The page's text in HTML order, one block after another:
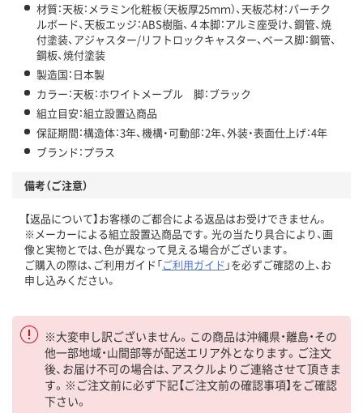
材質：天板：メラミン化粧板（天板厚25ｍｍ）、天板芯材：パーチク
ルボード、天板エッジ：ABS樹脂、４本脚：アルミ座受け、鋼管、焼
付塗装、アジャスター/リフトロックキャスター、ベース脚：鋼管、
鋼板、焼付塗装
製造国：日本製
カラー：天板：ホワイトメープル 脚：ブラック
組立目安：組立設置込商品
保証期間：構造体：3年、機構・可動部：2年、外装・表面仕上げ：4年
ブランド：プラス
備考（ご注意）
【返品について】お客様のご都合による返品はお受けできません。
※メーカーによる組立設置込商品です。光の当たり具合により、画
像と実物とでは、色が異なって見える場合がございます。
ご購入の際は、ご利用ガイド「ご利用ガイド 」を必ずご確認の上、お
申し込みください。
※大変申し訳ございません。この商品は沖縄県・離島・その
他一部地域・山間部等が配送エリア外となります。ご注文
後、お届け不可の場合は、アスクルよりご連絡させて頂きま
す。※ご注文前に必ず下記【ご注文前の確認事項】をご確認
下さい。